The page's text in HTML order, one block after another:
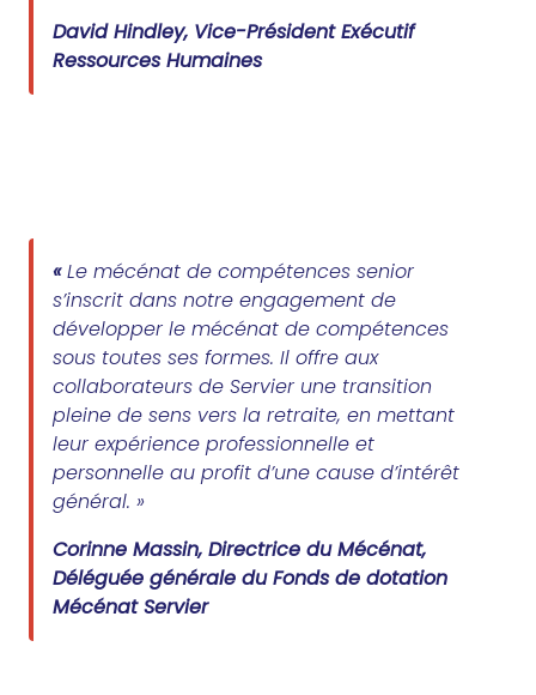
David Hindley, Vice-Président Exécutif
Ressources Humaines
«Le mécénat de compétences senior
s’inscrit dans notre engagement de
développer le mécénat de compétences
sous toutes ses formes. Il offre aux
collaborateurs de Servier une transition
pleine de sens vers la retraite, en mettant
leur expérience professionnelle et
personnelle au profit d’une cause d’intérêt
général. »
Corinne Massin, Directrice du Mécénat,
Déléguée générale du Fonds de dotation
Mécénat Servier